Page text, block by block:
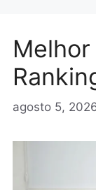
Melhor
agosto 5,